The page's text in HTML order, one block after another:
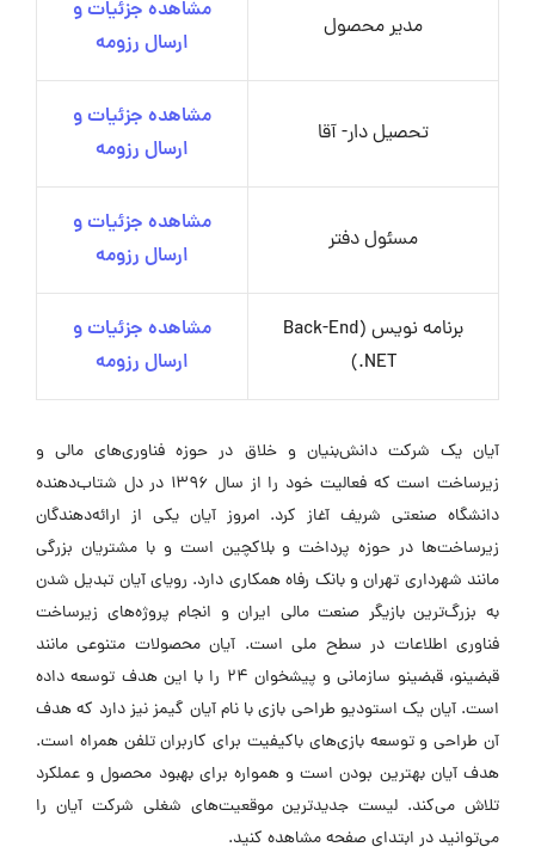
مدیر محصول
مشاهده جزئیات و
ارسال رزومه
تحصیل دار- آقا
مشاهده جزئیات و
ارسال رزومه
مسئول دفتر
مشاهده جزئیات و
ارسال رزومه
برنامه نویس (Back-End
(.NET
مشاهده جزئیات و
ارسال رزومه
آیان یک شرکت دانش‌بنیان و خلاق در حوزه فناوری‌های مالی و
زیرساخت است که فعالیت خود را از سال ۱۳۹۶ در دل شتاب‌دهنده
دانشگاه صنعتی شریف آغاز کرد. امروز آیان یکی از ارائه‌دهندگان
زیرساخت‌ها در حوزه پرداخت و بلاکچین است و با مشتریان بزرگی
مانند شهرداری تهران و بانک رفاه همکاری دارد. رویای آیان تبدیل شدن
به بزرگ‌ترین بازیگر صنعت مالی ایران و انجام پروژه‌های زیرساخت
فناوری اطلاعات در سطح ملی است. آیان محصولات متنوعی مانند
قبضینو، قبضینو سازمانی و پیشخوان ۲۴ را با این هدف توسعه داده
است. آیان یک استودیو طراحی بازی با نام آیان گیمز نیز دارد که هدف
آن طراحی و توسعه بازی‌های باکیفیت برای کاربران تلفن همراه است.
هدف آیان بهترین بودن است و همواره برای بهبود محصول و عملکرد
تلاش می‌کند. لیست جدیدترین موقعیت‌های شغلی شرکت آیان را
می‌توانید در ابتدای صفحه مشاهده کنید.